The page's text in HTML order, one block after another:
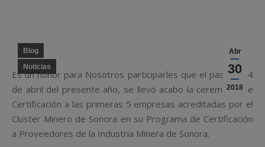
Abr
30
2018
Blog
Noticias
Es un honor para Nosotros participarles que el pasado 24
de abril del presente año, se llevó acabo la ceremonia de
Certificación a las primeras 5 empresas acreditadas por el
Cluster Minero de Sonora en su Programa de Certificación
a Proveedores de la Industria Minera de Sonora.